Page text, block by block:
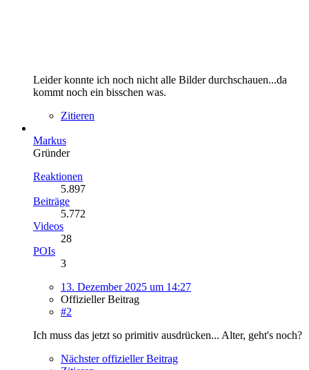
Leider konnte ich noch nicht alle Bilder durchschauen...da
kommt noch ein bisschen was.
Zitieren
Markus
Gründer
Reaktionen
5.897
Beiträge
5.772
Videos
28
POIs
3
13. Dezember 2025 um 14:27
Offizieller Beitrag
#2
Ich muss das jetzt so primitiv ausdrücken... Alter, geht's noch?
Nächster offizieller Beitrag